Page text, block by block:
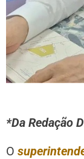
*Da Redação
O